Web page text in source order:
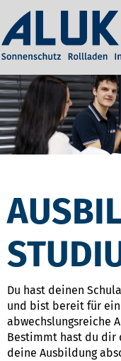
Du hast deinen
und bist bereit für
abwechslungsreiche
Bestimmt hast du dir
deine Ausbildung